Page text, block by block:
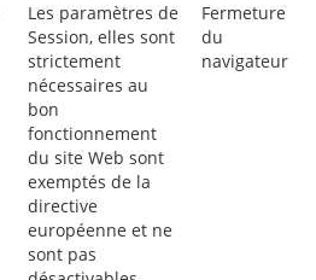
Les paramètres de
Session, elles sont
strictement
nécessaires au
bon
fonctionnement
du site Web sont
exemptés de la
directive
européenne et ne
sont pas
Fermeture
du
navigateur